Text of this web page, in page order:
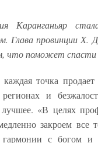
Каранганьяр
Глава провинции
что поможет спасти
точка
и
«В целях
закроем все
с богом и